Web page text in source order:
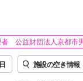
者 公益財団法人京都市
施設の空き情報